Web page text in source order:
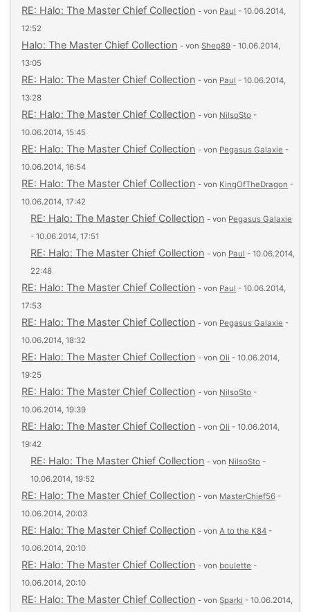
RE: Halo: The Master Chief Collection - von Paul - 10.06.2014,
12:52
Halo: The Master Chief Collection - vonShep89 - 10.06.2014,
13:05
RE: Halo: The Master Chief Collection - von Paul - 10.06.2014,
13:28
RE: Halo: The Master Chief Collection - von NilsoSto -
10.06.2014, 15:45
RE: Halo: The Master Chief Collection - von Pegasus Galaxie -
10.06.2014, 16:54
RE: Halo: The Master Chief Collection - von KingOfTheDragon -
10.06.2014, 17:42
RE: Halo: The Master Chief Collection - von Pegasus Galaxie
- 10.06.2014, 17:51
RE: Halo: The Master Chief Collection - von Paul - 10.06.2014,
22:48
RE: Halo: The Master Chief Collection - von Paul - 10.06.2014,
17:53
RE: Halo: The Master Chief Collection - von Pegasus Galaxie -
10.06.2014, 18:32
RE: Halo: The Master Chief Collection - vonOli - 10.06.2014,
19:25
RE: Halo: The Master Chief Collection - von NilsoSto -
10.06.2014, 19:39
RE: Halo: The Master Chief Collection - vonOli - 10.06.2014,
19:42
RE: Halo: The Master Chief Collection - von NilsoSto -
10.06.2014, 19:52
RE: Halo: The Master Chief Collection - von MasterChief56 -
10.06.2014, 20:03
RE: Halo: The Master Chief Collection - vonA to the K84 -
10.06.2014, 20:10
RE: Halo: The Master Chief Collection - von boulette -
10.06.2014, 20:10
RE: Halo: The Master Chief Collection - vonSparki - 10.06.2014,